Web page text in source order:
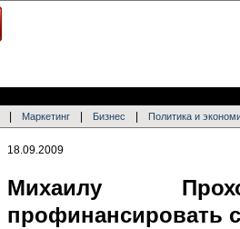
Маркетинг Бизнес Политика и
18.09.2009
Михаилу
профинансировать